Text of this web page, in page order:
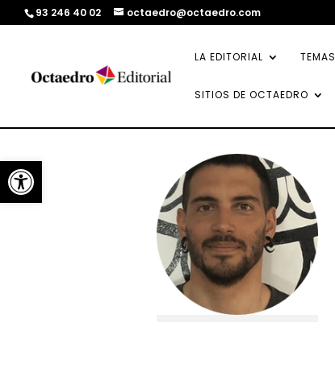
Abrir barra de herramientas
93 246 40 02 octaedro@octaedro.com
LA EDITORIAL TEMAS
SITIOS DE OCTAEDRO